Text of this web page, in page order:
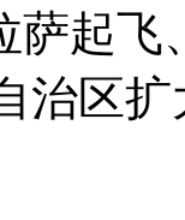
萨起飞
治区